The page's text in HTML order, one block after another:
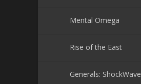
Mental Omega
Rise of the East
Generals: ShockWave